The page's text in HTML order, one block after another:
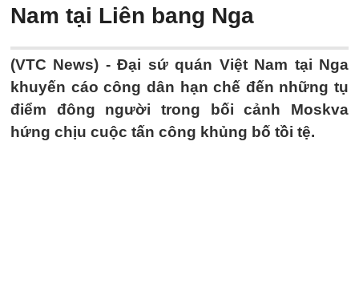
Nam tại Liên bang Nga
(VTC News) -Đại sứ quán Việt Nam tại Nga
khuyến cáo công dân hạn chế đến những tụ
điểm đông người trong bối cảnh Moskva
hứng chịu cuộc tấn công khủng bố tồi tệ.